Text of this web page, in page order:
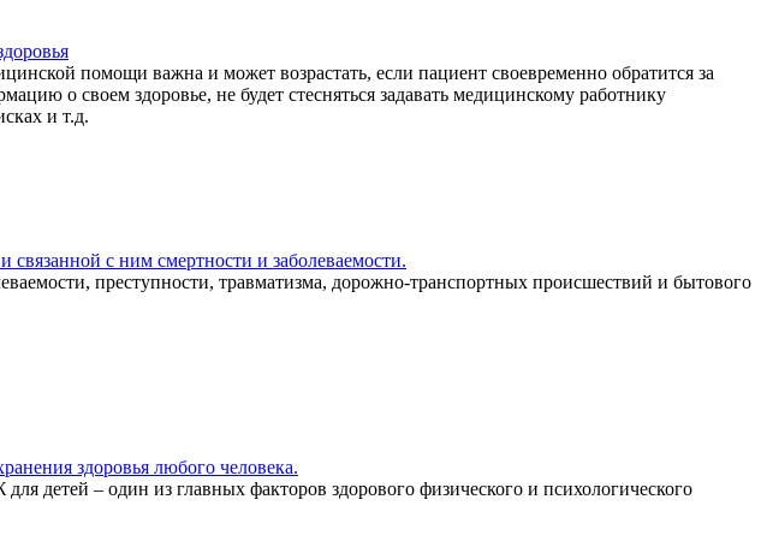
помощи важна и может возрастать, если пациент своевременно обратится за
о своем здоровье, не будет стесняться задавать медицинскому работнику
и т.д.
связанной с ним смертности и заболеваемости.
преступности, травматизма, дорожно-транспортных происшествий и бытового
здоровья любого человека.
детей – один из главных факторов здорового физического и психологического